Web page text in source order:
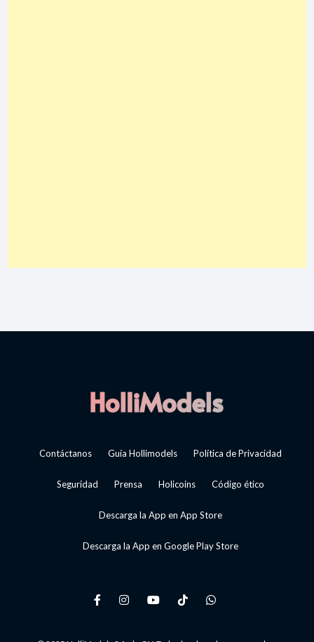
Contáctanos Guía Hollimodels Política de Privacidad
Seguridad Prensa Holicoins Código ético
Descarga la App en App Store
Descarga la App en Google Play Store